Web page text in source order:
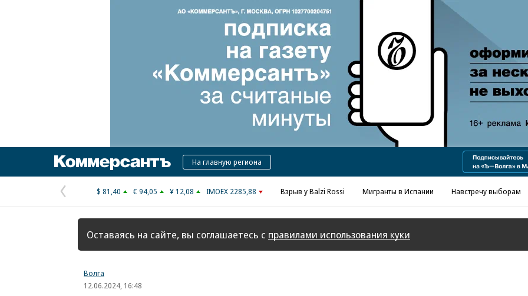
Реклама в «Ъ» www.kommersant.ru/ad
КоммерсантъНа главную региона
Предыдущая
страница
$ 81,40 € 94,05 ¥ 12,08 IMOEX 2285,88 Взрыв у Balzi Rossi Мигранты в Испании Навстречу выборам
Оставаясь на сайте, вы соглашаетесь с правилами использования куки
Волга
12.06.2024, 16:48